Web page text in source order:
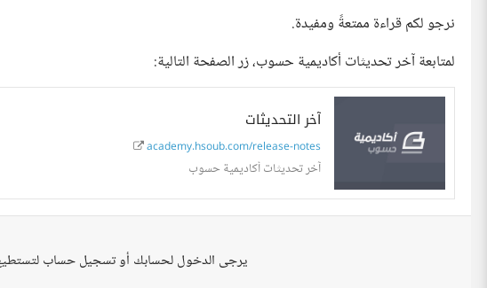
نرجو لكم قراءة ممتعةً ومفيدة.
لمتابعة آخر تحديثات أكاديمية حسوب، زر الصفحة التالية:
آخر التحديثات
academy.hsoub.com/release-notes
آخر تحديثات أكاديمية حسوب
يرجى الدخول لحسابك أو تسجيل حساب